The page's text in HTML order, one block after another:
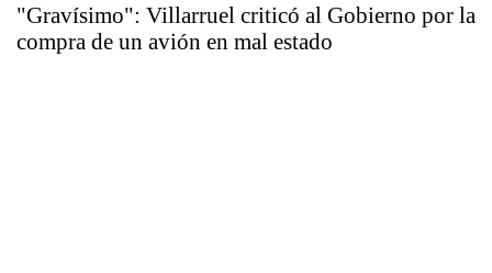
"Gravísimo": Villarruel criticó al Gobierno por la
compra de un avión en mal estado